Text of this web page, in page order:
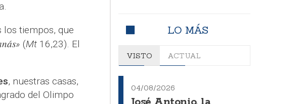
los tiempos, que
» (Mt16,23). El
, nuestras casas,
del Olimpo
LO MÁS
VISTO ACTUAL
04/08/2026